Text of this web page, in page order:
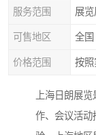
服务范围 展
可售地区 全国
价格范围 按照
上海日朗展
作、会议活动